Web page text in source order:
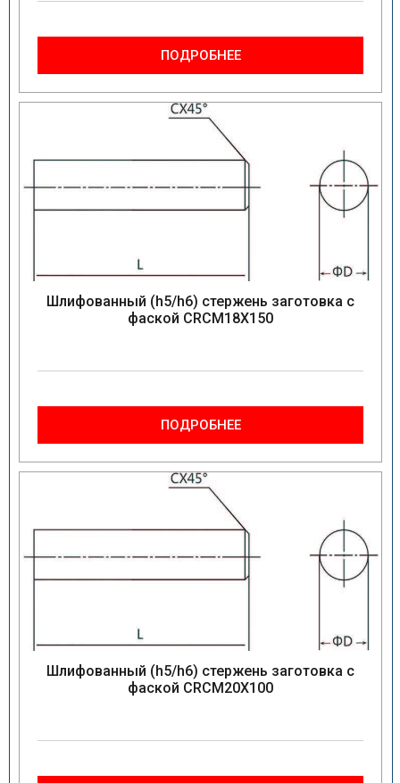
ПОДРОБНЕЕ
Шлифованный (h5/h6) стержень заготовка с
фаской CRCM18X150
ПОДРОБНЕЕ
Шлифованный (h5/h6) стержень заготовка с
фаской CRCM20X100